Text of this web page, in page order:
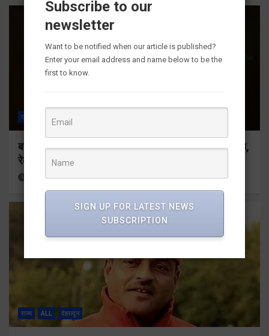
राज्य देहरादून
बनबसा रेलवे स्टेशन पर अब रुकेगी अछनेरा-टनकपुर एक्सप्रेस,
रेल मंत्री ने दी स्वीकृति
45 minutes ago Viri Gairola
राज्य ALL देहरादून
Subscribe to our
newsletter
Want to be notified when our article is published?
Enter your email address and name below to be the
first to know.
SIGN UP FOR LATEST NEWS
SUBSCRIPTION